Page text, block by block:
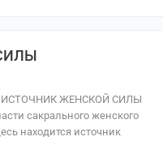
ЖЕНСКОЙ СИЛЫ
сакрального женского
находится источник